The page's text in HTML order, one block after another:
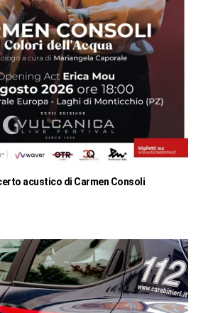
acustico di Carmen Consoli